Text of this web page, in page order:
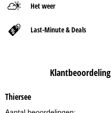
Het weer
Last-Minute & Deals
Klantbeoordeling
Thiersee